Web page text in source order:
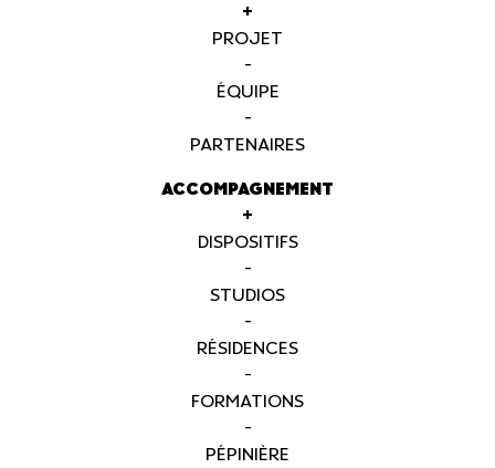
+
PROJET
-
ÉQUIPE
-
PARTENAIRES
ACCOMPAGNEMENT
+
DISPOSITIFS
-
STUDIOS
-
RÉSIDENCES
-
FORMATIONS
-
PÉPINIÈRE